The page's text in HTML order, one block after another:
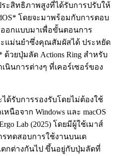
ระสิทธิภาพสูงที่ได้รับการปรับให้
โดยจะมาพร้อมกับการตอบ
อกแบบมาเพื่อขั้นตอนการ
แม่นยำซึ่งคุณสัมผัสได้ ประหยัด
วยปุ่มลัด Actions Ring สำหรับ
นินการต่างๆ ที่เคอร์เซอร์ของ
รับการรองรับโดยไม่ต้องใช้
อจาก Windows และ macOS
Lab (2025) โดยมีผู้ใช้เมาส์
รทดสอบการใช้งานบนเด
กต่างกันไป ขึ้นอยู่กับปุ่มลัดที่